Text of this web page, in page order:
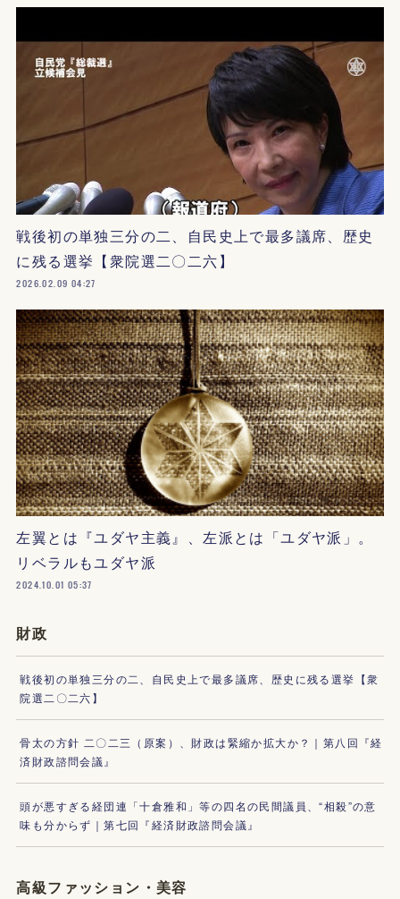
戦後初の単独三分の二、自民史上で最多議席、歴史
に残る選挙【衆院選二〇二六】
2026.02.09 04:27
左翼とは『ユダヤ主義』、左派とは「ユダヤ派」。
リベラルもユダヤ派
2024.10.01 05:37
財政
戦後初の単独三分の二、自民史上で最多議席、歴史に残る選挙【衆
院選二〇二六】
骨太の方針 二〇二三（原案）、財政は緊縮か拡大か？｜第八回『経
済財政諮問会議』
頭が悪すぎる経団連「十倉雅和」等の四名の民間議員、“相殺”の意
味も分からず｜第七回『経済財政諮問会議』
高級ファッション・美容